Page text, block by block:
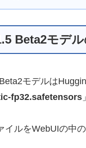
Beta2モデル
モデルは
fp32.safetensors
イルをWebUIの中の